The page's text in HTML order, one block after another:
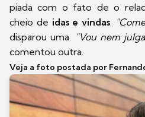
piada com o fato de o
cheio de idas e vindas
disparou uma.
"Vou nem
comentou outra.
Veja a foto postada por